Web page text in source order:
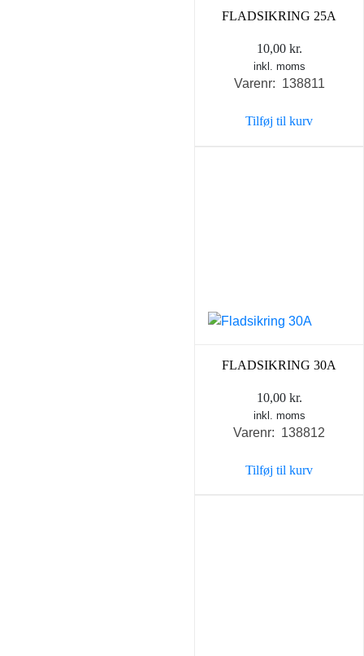
FLADSIKRING 25A
10,00 kr.
inkl. moms
Varenr: 138811
Tilføj til kurv
FLADSIKRING 30A
10,00 kr.
inkl. moms
Varenr: 138812
Tilføj til kurv